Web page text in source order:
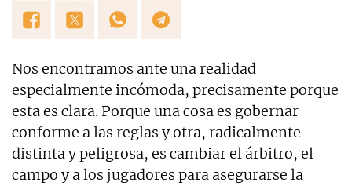
Nos encontramos ante una realidad
especialmente incómoda, precisamente porque
esta es clara. Porque una cosa es gobernar
conforme a las reglas y otra, radicalmente
distinta y peligrosa, es cambiar el árbitro, el
campo y a los jugadores para asegurarse la